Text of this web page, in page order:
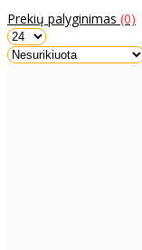
Prekių palyginimas (0)